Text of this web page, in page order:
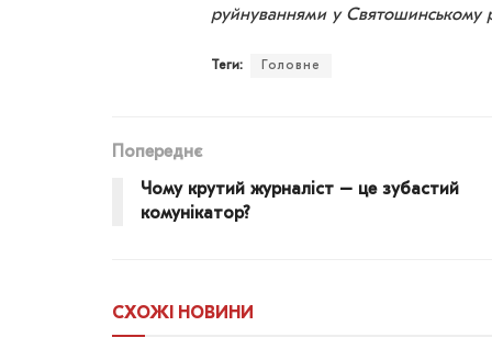
руйнуваннями у Святошинському
Теги: Головне
Попереднє
Чому крутий журналіст – це зубастий
комунікатор?
СХОЖІ НОВИНИ